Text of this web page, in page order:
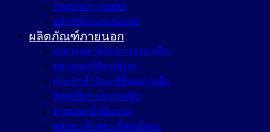
วัสดุทางการแพทย์
อุปกรณ์ทางการแพทย์
ผลิตภัณฑ์ภายนอก
ถุงยางอนามัยและเจลหล่อลื่น
พลาสเตอร์ติดแก้ปวด
กระเป๋าน้ำร้อน-ที่ปั๊มนม-ถุงมือ
ทิชชูเปียก-แผ่นรองซับ
ยาหม่อง-น้ำมันนวด
ตลับยา-ที่บดยา-ที่ตัดเม็ดยา